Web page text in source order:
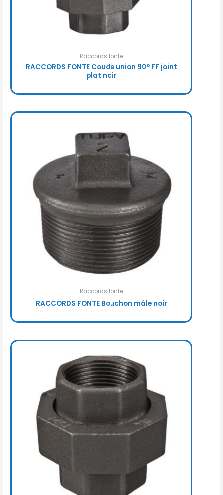
Raccords fonte
RACCORDS FONTE Coude union 90° FF joint
plat noir
Raccords fonte
RACCORDS FONTE Bouchon mâle noir